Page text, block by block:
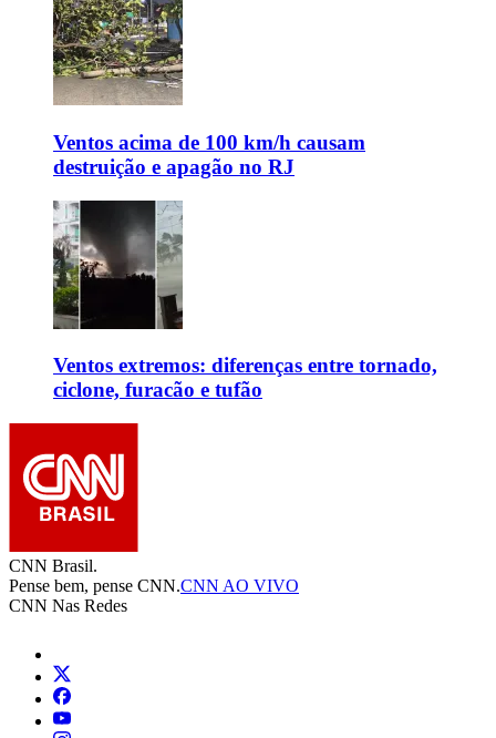
Ventos acima de 100 km/h causam
destruição e apagão no RJ
Ventos extremos: diferenças entre tornado,
ciclone, furacão e tufão
CNN Brasil.
Pense bem, pense CNN.CNN AO VIVO
CNN Nas Redes